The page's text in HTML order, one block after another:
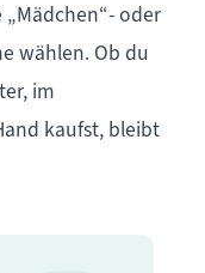
oder
wählen. Ob du
im
kaufst, bleibt